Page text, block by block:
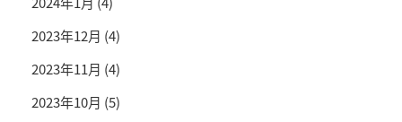
2023年12月 (4)
2023年11月 (4)
2023年10月 (5)